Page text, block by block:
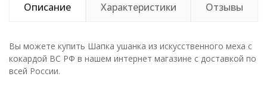
Описание Характеристики Отзывы
Вы можете купить Шапка ушанка из искусственного меха с
кокардой ВС РФ в нашем интернет магазине с доставкой по
всей России.